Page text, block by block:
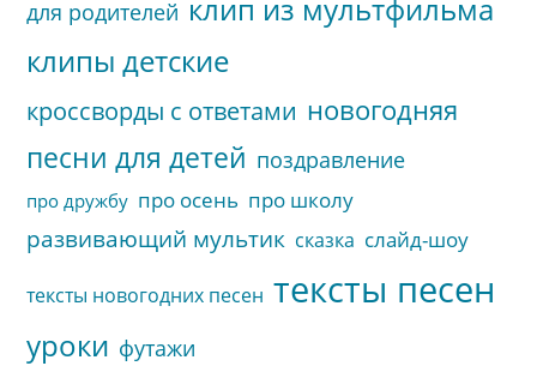
для родителей клип из мультфильма
клипы детские
кроссворды с ответами новогодняя
песни для детей поздравление
про дружбу про осень про школу
развивающий мультик сказка слайд-шоу
тексты новогодних песен тексты песен
уроки футажи